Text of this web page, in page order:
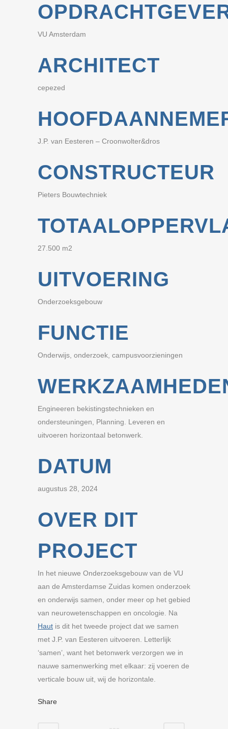
VU Amsterdam
ARCHITECT
cepezed
J.P. van Eesteren – Croonwolter&dros
CONSTRUCTEUR
Pieters Bouwtechniek
27.500 m2
UITVOERING
Onderzoeksgebouw
FUNCTIE
Onderwijs, onderzoek, campusvoorzieningen
Engineeren bekistingstechnieken en
ondersteuningen, Planning. Leveren en
uitvoeren horizontaal betonwerk.
DATUM
augustus 28, 2024
OVER DIT
PROJECT
In het nieuwe Onderzoeksgebouw van de VU
aan de Amsterdamse Zuidas komen onderzoek
en onderwijs samen, onder meer op het gebied
van neurowetenschappen en oncologie. Na
Haut is dit het tweede project dat we samen
met J.P. van Eesteren uitvoeren. Letterlijk
‘samen’, want het betonwerk verzorgen we in
nauwe samenwerking met elkaar: zij voeren de
verticale bouw uit, wij de horizontale.
Share